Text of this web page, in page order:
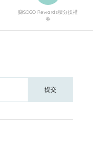
賺SOGO Rewards積分換禮
券
提交